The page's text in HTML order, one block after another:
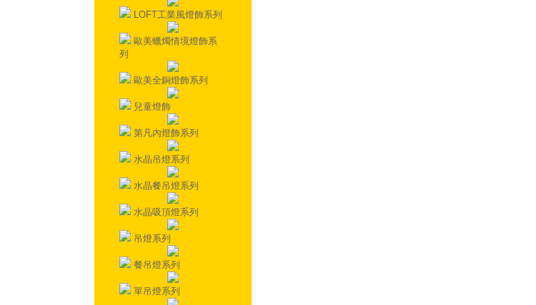
LOFT工業風燈飾系列
歐美蠟燭情境燈飾系
列
歐美全銅燈飾系列
兒童燈飾
第凡內燈飾系列
水晶吊燈系列
水晶餐吊燈系列
水晶吸頂燈系列
吊燈系列
餐吊燈系列
單吊燈系列